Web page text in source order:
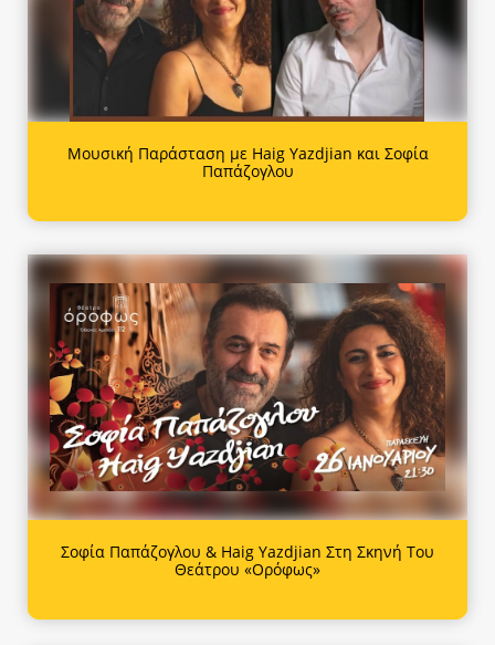
Μουσική Παράσταση με Haig Yazdjian και Σοφία
Παπάζογλου
Σοφία Παπάζογλου & Haig Yazdjian Στη Σκηνή Του
Θεάτρου «Ορόφως»